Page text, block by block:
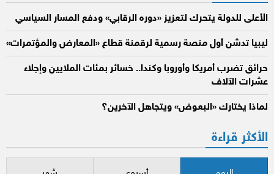
الأعلى للدولة يتحرك لتعزيز «دوره الرقابي» ودفع المسار السياسي
ليبيا تدشن أول منصة رسمية لرقمنة قطاع «المعارض والمؤتمرات»
حرائق تضرب أمريكا وأوروبا وكندا.. خسائر بمئات الملايين وإجلاء
عشرات الآلاف
لماذا يختارك «البعوض» ويتجاهل الآخرين؟
الأكثر قراءة